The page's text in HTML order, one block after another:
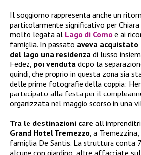
Il soggiorno rappresenta anche un
particolarmente significativo per Chiara
molto legata al Lago di Como e ai
famiglia. In passato aveva
del lago una residenza di lusso
Fedez, poi venduta dopo la
quindi, che proprio in questa zona sia
delle prime fotografie della coppia:
partecipato alla festa per il
organizzata nel maggio scorso in una
Tra le destinazioni care
Grand Hotel Tremezzo, a
famiglia De Santis. La struttura conta
alcune con giardino, altre affacciate